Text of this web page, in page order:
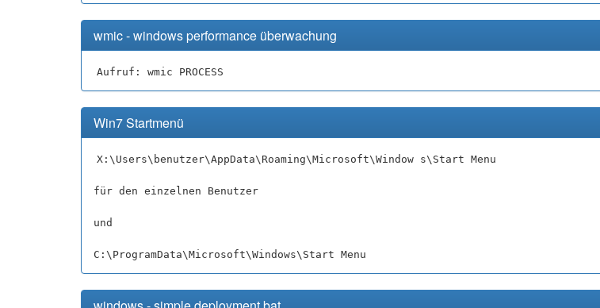
wmic - windows performance überwachung
Aufruf: wmic PROCESS
Win7 Startmenü
X:\Users\benutzer\AppData\Roaming\Microsoft\Window s\Start Menu
für den einzelnen Benutzer
und
C:\ProgramData\Microsoft\Windows\Start Menu